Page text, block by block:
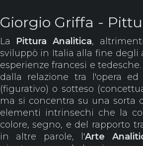
Giorgio Griffa -
La Pittura Analitica,
sviluppò in Italia alla fine degli
esperienze francesi e tedesche.
dalla relazione tra l'opera
(figurativo) o sotteso
ma si concentra su una sorta
elementi intrinsechi che la
colore, segno, e del rapporto
in altre parole, l'Arte